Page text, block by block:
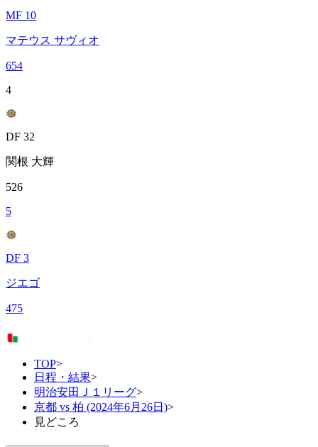
MF 10
マテウス サヴィオ
654
4
DF 32
関根 大輝
526
5
DF 3
ジエゴ
475
TOP>
日程・結果>
明治安田Ｊ１リーグ>
京都 vs 柏 (2024年6月26日)>
見どころ